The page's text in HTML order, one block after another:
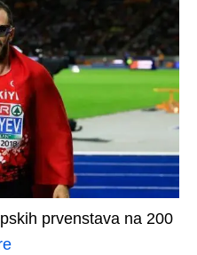
prvenstava na 200